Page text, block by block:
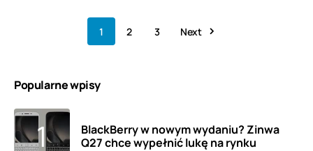
1 2 3 Next
Popularne wpisy
BlackBerry w nowym wydaniu? Zinwa
Q27 chce wypełnić lukę na rynku